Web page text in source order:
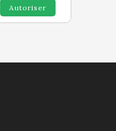
Autoriser